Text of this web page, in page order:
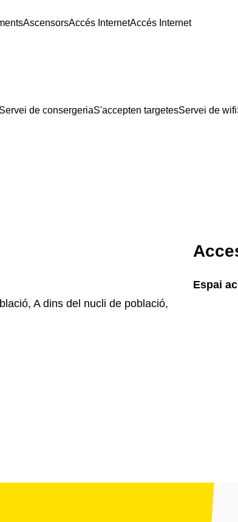
AscensorsAccés InternetAccés Internet
Servei de consergeriaS'accepten targetesServei de wifi
A dins del nucli de població,
Espai